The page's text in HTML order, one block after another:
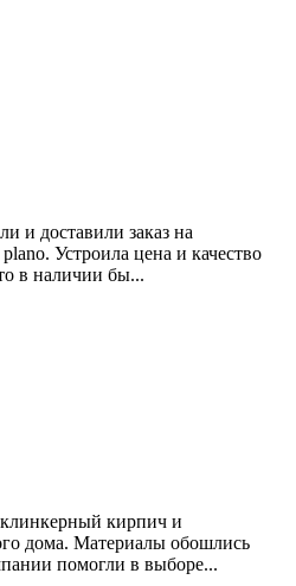
и доставили заказ на
Устроила цена и качество
в наличии бы...
кирпич и
дома. Материалы обошлись
помогли в выборе...